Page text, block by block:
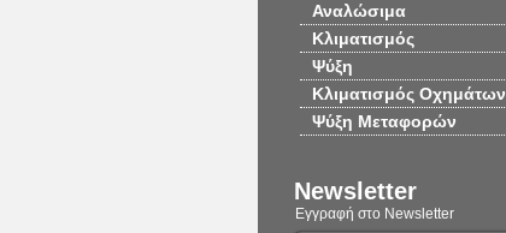
Αναλώσιμα
Κλιματισμός
Ψύξη
Κλιματισμός Οχημάτων
Ψύξη Μεταφορών
Newsletter
Εγγραφή στο Newsletter